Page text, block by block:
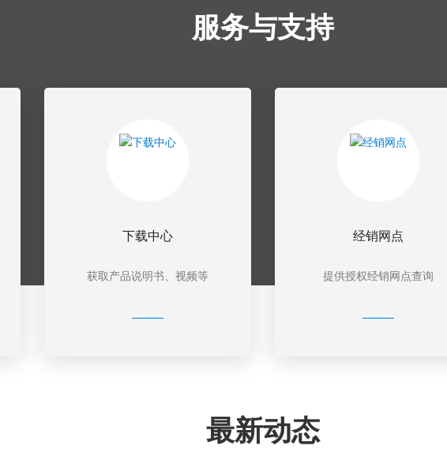
服务与支持
下载中心
获取产品说明书、视频等
经销网点
提供授权经销网点查询
最新动态